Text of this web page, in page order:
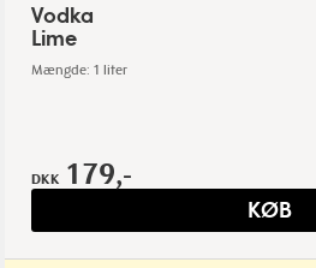
Vodka
Lime
Mængde: 1 liter
DKK 179,-
KØB